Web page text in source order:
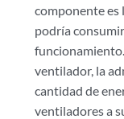
componente es
podría
ventilador, la
cantidad de
ventiladores a